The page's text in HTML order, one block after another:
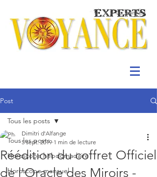
Post
Tous les posts
Horoscope hebdomadaire
Horoscope mensuel
Tous les posts
Réédition du coffret Officiel
de l'Oracle des Miroirs -
Dimitri d'Alfange
5 sept. 2019 1 min de lecture